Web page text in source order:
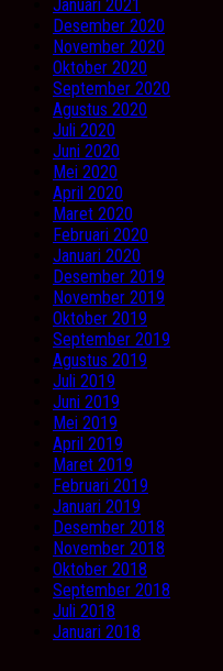
Januari 2021
Desember 2020
November 2020
Oktober 2020
September 2020
Agustus 2020
Juli 2020
Juni 2020
Mei 2020
April 2020
Maret 2020
Februari 2020
Januari 2020
Desember 2019
November 2019
Oktober 2019
September 2019
Agustus 2019
Juli 2019
Juni 2019
Mei 2019
April 2019
Maret 2019
Februari 2019
Januari 2019
Desember 2018
November 2018
Oktober 2018
September 2018
Juli 2018
Januari 2018